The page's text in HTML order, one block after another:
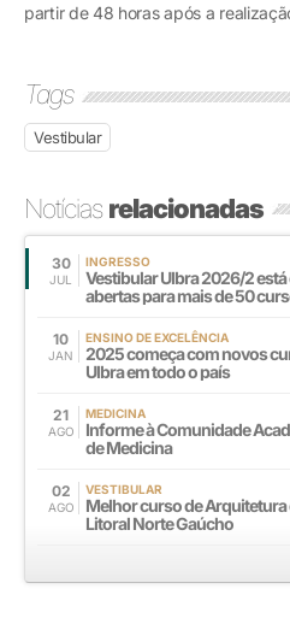
partir de 48 horas após a
Tags
Vestibular
Notíciasrelacionadas
30
JUL
INGRESSO
Vestibular Ulbra 2026/2
abertas para mais de 50
10
JAN
ENSINO DE EXCELÊNCIA
2025 começa com novos
Ulbra em todo o país
21
AGO
MEDICINA
Informe à Comunidade
de Medicina
02
AGO
VESTIBULAR
Melhor curso de
Litoral Norte Gaúcho